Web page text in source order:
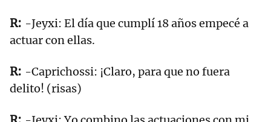
-Jeyxi: El día que cumplí 18 años empecé a
actuar con ellas.
-Caprichossi: ¡Claro, para que no fuera
delito! (risas)